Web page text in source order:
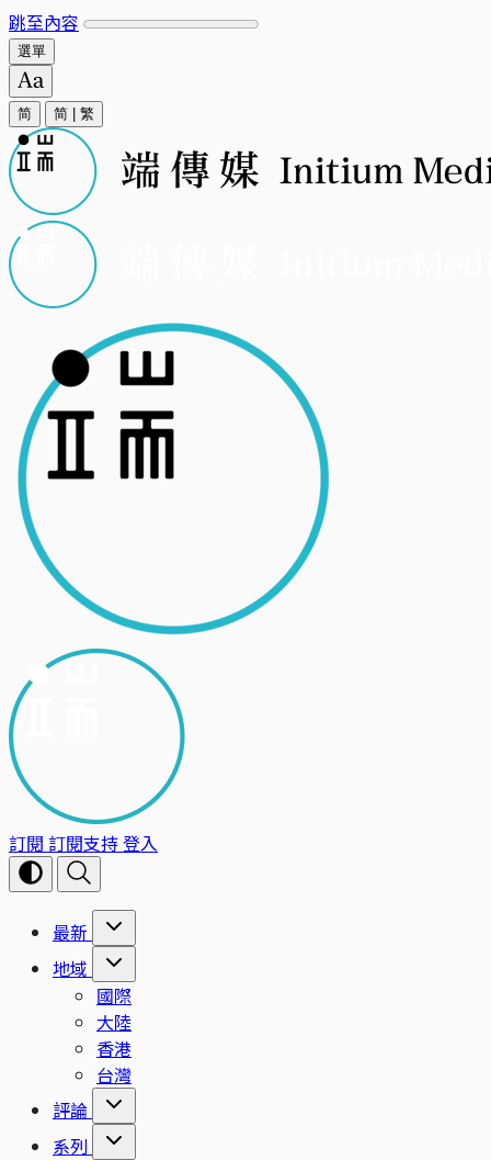
跳至內容
選單
简 简 繁
訂閱 訂閱支持登入
最新
地域
國際
大陸
香港
台灣
評論
系列